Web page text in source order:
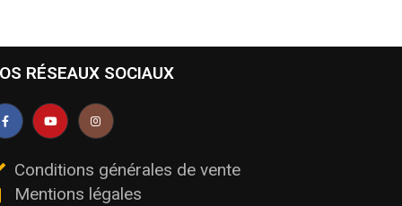
RÉSEAUX SOCIAUX
Conditions générales de vente
Mentions légales